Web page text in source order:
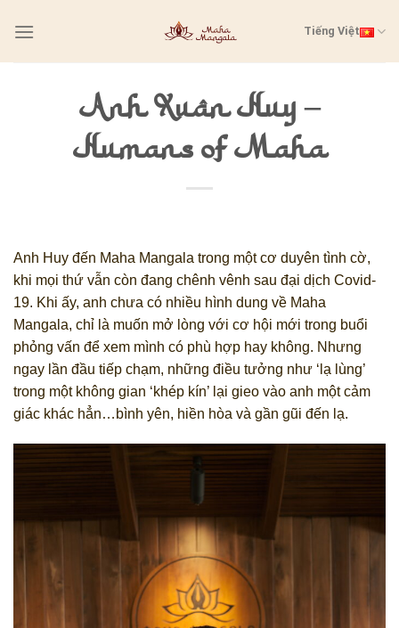
Tiếng Việt
Anh Xuân Huy –
Humans of Maha
Anh Huy đến Maha Mangala trong một cơ duyên tình cờ,
khi mọi thứ vẫn còn đang chênh vênh sau đại dịch Covid-
19. Khi ấy, anh chưa có nhiều hình dung về Maha
Mangala, chỉ là muốn mở lòng với cơ hội mới trong buổi
phỏng vấn để xem mình có phù hợp hay không. Nhưng
ngay lần đầu tiếp chạm, những điều tưởng như ‘lạ lùng’
trong một không gian ‘khép kín’ lại gieo vào anh một cảm
giác khác hẳn…bình yên, hiền hòa và gần gũi đến lạ.